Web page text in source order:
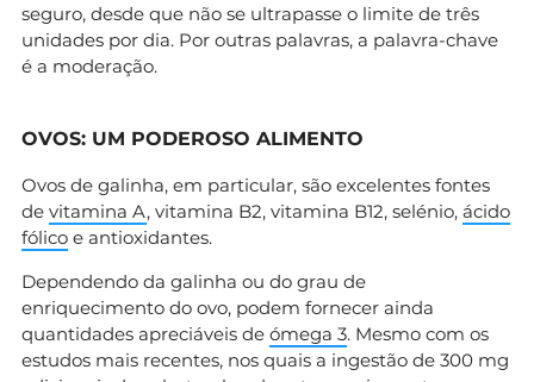
seguro, desde que não se ultrapasse o limite de três
unidades por dia. Por outras palavras, a palavra-chave
é a moderação.
OVOS: UM PODEROSO ALIMENTO
Ovos de galinha, em particular, são excelentes fontes
de vitamina A, vitamina B2, vitamina B12, selénio, ácido
fólico e antioxidantes.
Dependendo da galinha ou do grau de
enriquecimento do ovo, podem fornecer ainda
quantidades apreciáveis de ómega 3. Mesmo com os
estudos mais recentes, nos quais a ingestão de 300 mg